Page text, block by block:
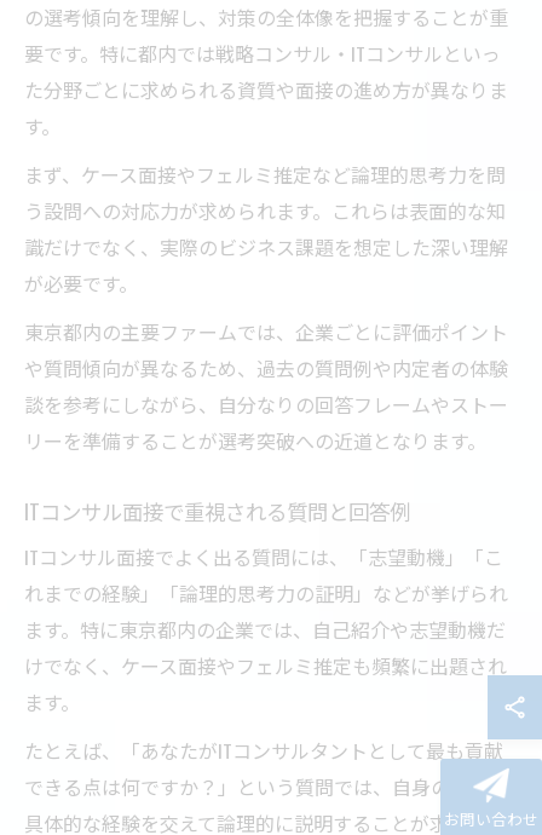
の選考傾向を理解し、対策の全体像を把握することが重
要です。特に都内では戦略コンサル・ITコンサルといっ
た分野ごとに求められる資質や面接の進め方が異なりま
す。
まず、ケース面接やフェルミ推定など論理的思考力を問
う設問への対応力が求められます。これらは表面的な知
識だけでなく、実際のビジネス課題を想定した深い理解
が必要です。
東京都内の主要ファームでは、企業ごとに評価ポイント
や質問傾向が異なるため、過去の質問例や内定者の体験
談を参考にしながら、自分なりの回答フレームやストー
リーを準備することが選考突破への近道となります。
ITコンサル面接で重視される質問と回答例
ITコンサル面接でよく出る質問には、「志望動機」「こ
れまでの経験」「論理的思考力の証明」などが挙げられ
ます。特に東京都内の企業では、自己紹介や志望動機だ
けでなく、ケース面接やフェルミ推定も頻繁に出題され
ます。
たとえば、「あなたがITコンサルタントとして最も貢献
できる点は何ですか？」という質問では、自身の強みや
具体的な経験を交えて論理的に説明することが求められ
お問い合わせ